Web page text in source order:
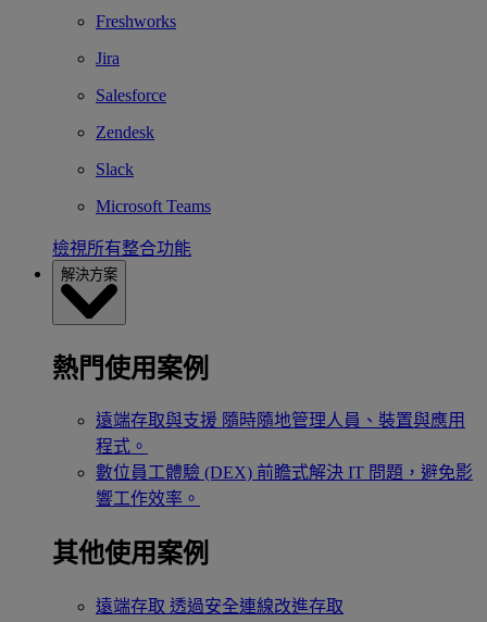
Freshworks
Jira
Salesforce
Zendesk
Slack
Microsoft Teams
檢視所有整合功能
解決方案
熱門使用案例
遠端存取與支援 隨時隨地管理人員、裝置與應用
程式。
數位員工體驗 (DEX) 前瞻式解決 IT 問題，避免影
響工作效率。
其他使用案例
遠端存取 透過安全連線改進存取